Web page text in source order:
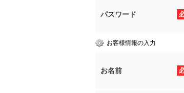
パスワード
お客様情報の入力
お名前